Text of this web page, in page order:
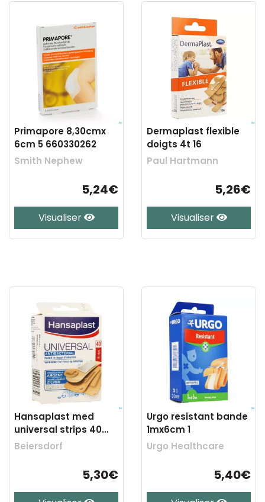
Primapore 8,30cmx
6cm 5 660330262
Smith Nephew
5,24€
Visualiser
Dermaplast flexible
doigts 4t 16
Paul Hartmann
5,26€
Visualiser
Hansaplast med
universal strips 40
47791
Beiersdorf
5,30€
Urgo resistant bande
1mx6cm 1
Urgo Healthcare
5,40€